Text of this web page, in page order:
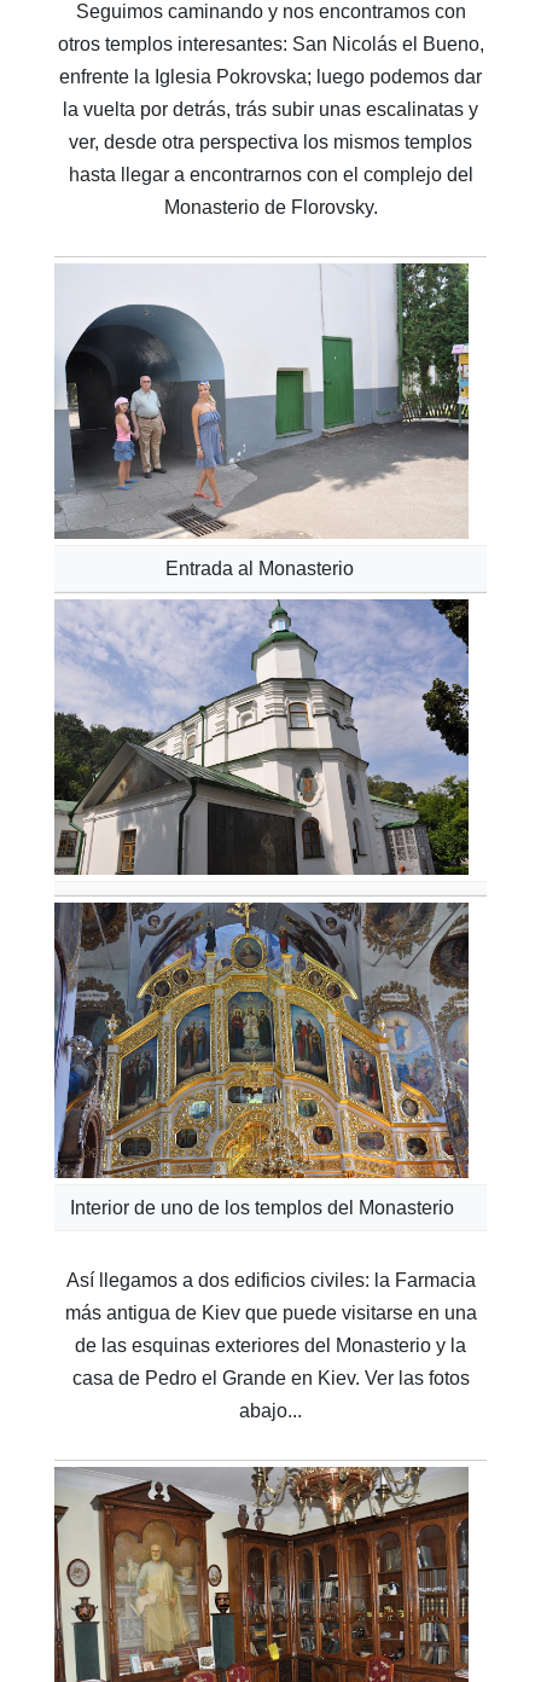
Seguimos caminando y nos encontramos con
otros templos interesantes: San Nicolás el Bueno,
enfrente la Iglesia Pokrovska; luego podemos dar
la vuelta por detrás, trás subir unas escalinatas y
ver, desde otra perspectiva los mismos templos
hasta llegar a encontrarnos con el complejo del
Monasterio de Florovsky.
Entrada al Monasterio
Interior de uno de los templos del Monasterio
Así llegamos a dos edificios civiles: la Farmacia
más antigua de Kiev que puede visitarse en una
de las esquinas exteriores del Monasterio y la
casa de Pedro el Grande en Kiev. Ver las fotos
abajo...